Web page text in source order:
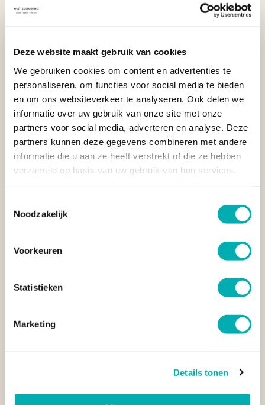
Deze website maakt gebruik van cookies
We gebruiken cookies om content en advertenties te
personaliseren, om functies voor social media te bieden
en om ons websiteverkeer te analyseren. Ook delen we
informatie over uw gebruik van onze site met onze
partners voor social media, adverteren en analyse. Deze
partners kunnen deze gegevens combineren met andere
informatie die u aan ze heeft verstrekt of die ze hebben
verzameld op basis van uw gebruik van hun services.
Noodzakelijk
Voorkeuren
Statistieken
Marketing
Details tonen
WIL JE MEER INSPIRATIE ONTVANGEN OVER
E-mailadres
JA, INSPIREER MIJ!
This site is protected by reCAPTCHA
4. DE MINDER BEKENDE EILANDEN OVERSLAAN
meer
rust, exclusiviteit en een heel andere sfeer
minder drukte, verlaten stranden en mooie snorkelplekken.
Eén of twee nachten op een van de minder bekende eilanden
duurder zijn. Je bent afhankelijk van binnenlandse vluchten of
hoger segment. Daarom zijn deze eilanden niet voor iedere